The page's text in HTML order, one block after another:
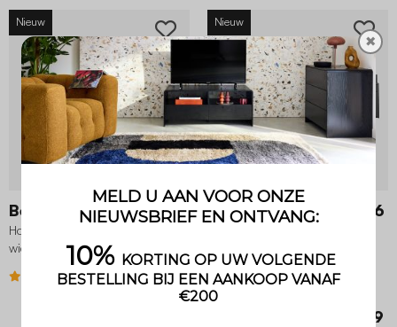
Nieuw
Bernard met hoes
Houtskool BBQ en smoker met 2
wieltjes opklapzijtafeltjes en hoes
4.2 (212)
€ 149,99
Nieuw
Thira gasbarbecue + 6
Buitenkeuken 6 modules van
staal met gasbarbecue 4
branders
€ 1.399,99
✖